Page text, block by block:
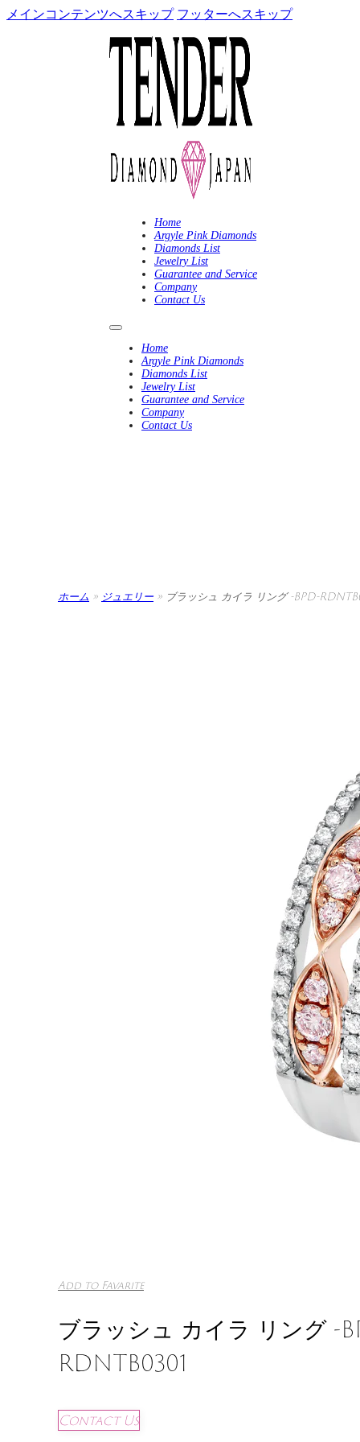
メインコンテンツへスキップ フッターへスキップ
Home
Argyle Pink Diamonds
Diamonds List
Jewelry List
Guarantee and Service
Company
Contact Us
Home
Argyle Pink Diamonds
Diamonds List
Jewelry List
Guarantee and Service
Company
Contact Us
ホーム » ジュエリー » ブラッシュ カイラ リング -BPD-
Add to Favarite
ブラッシュ カイラ リング -
RDNTB0301
Contact Us